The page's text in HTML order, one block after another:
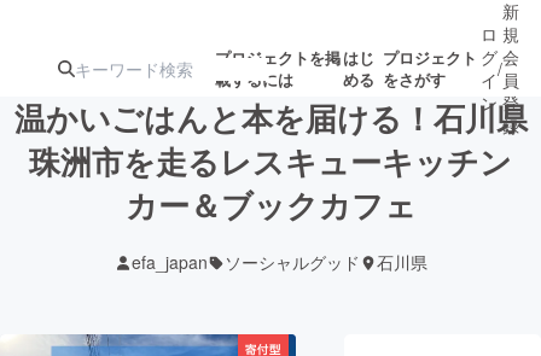
プロジェクトを掲
載するには
はじ
める
プロジェクト
をさがす
注目のリ 注目の新着プロ募集終了が近いプ
ロ
グ
イ
ン
/
新
規
会
員
登
録
温かいごはんと本を届ける！石川県
珠洲市を走るレスキューキッチン
カー＆ブックカフェ
efa_japan ソーシャルグッド 石川県